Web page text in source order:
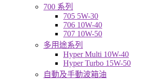
700 系列
705 5W-30
706 10W-40
707 10W-50
多用途系列
Hyper Multi 10W-40
Hyper Turbo 15W-50
自動及手動波箱油